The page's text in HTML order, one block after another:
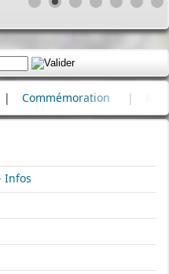
| 80e
Infos